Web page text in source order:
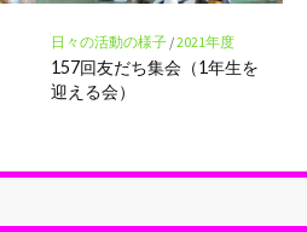
日々の活動の様子/2021年度
157回友だち集会（1年生を
迎える会）